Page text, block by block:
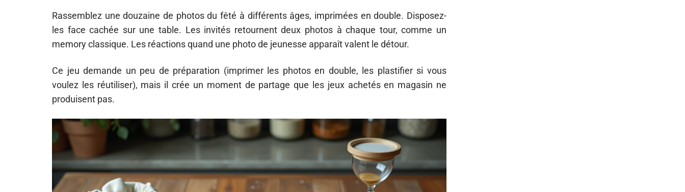
Rassemblez une douzaine de photos du fêté à différents âges, imprimées en double. Disposez-
les face cachée sur une table. Les invités retournent deux photos à chaque tour, comme un
memory classique. Les réactions quand une photo de jeunesse apparaît valent le détour.
Ce jeu demande un peu de préparation (imprimer les photos en double, les plastifier si vous
voulez les réutiliser), mais il crée un moment de partage que les jeux achetés en magasin ne
produisent pas.